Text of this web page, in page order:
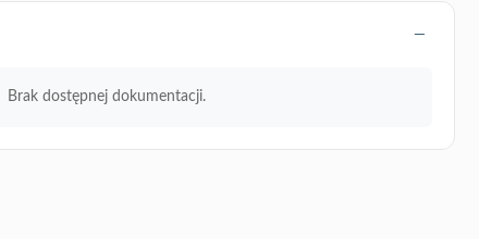
Brak dostępnej dokumentacji.